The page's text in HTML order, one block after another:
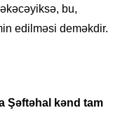
bu,
edilməsi deməkdir.
Şəftəhal kənd tam